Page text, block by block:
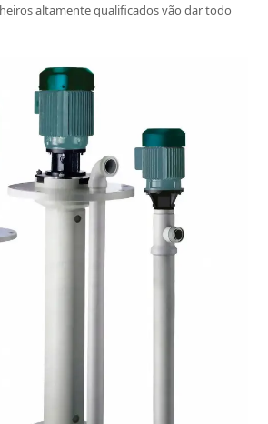
altamente qualificados vão dar todo